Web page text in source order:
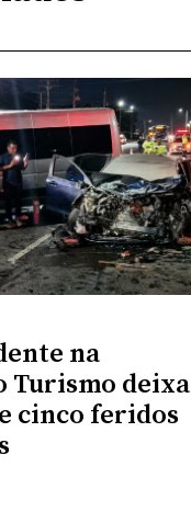
na
Turismo deixa
cinco feridos